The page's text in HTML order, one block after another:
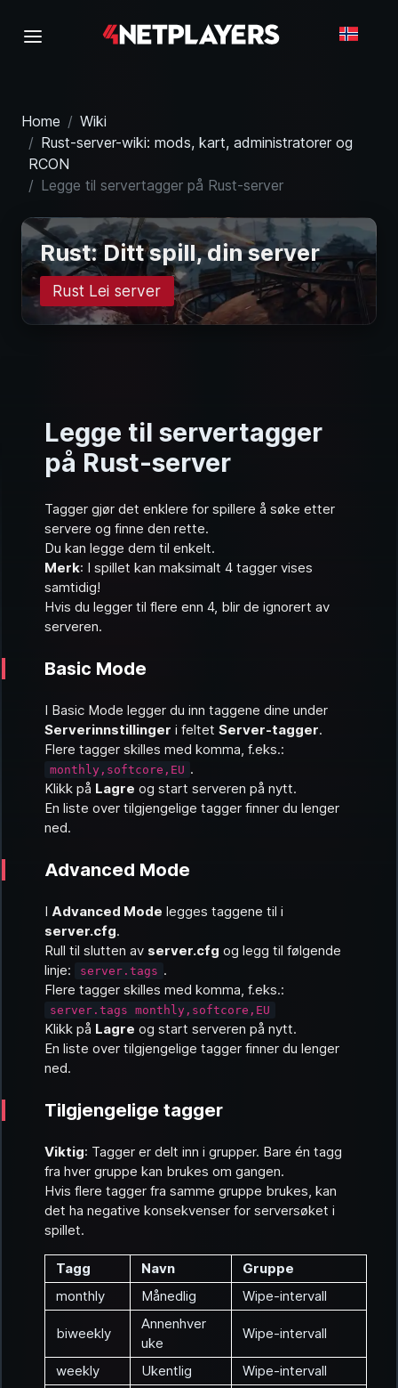
Home
Wiki
Rust-server-wiki: mods, kart, administratorer og
RCON
Legge til servertagger på Rust-server
Rust: Ditt spill, din server
Rust Lei server
Legge til servertagger
på Rust-server
Tagger gjør det enklere for spillere å søke etter
servere og finne den rette.
Du kan legge dem til enkelt.
Merk: I spillet kan maksimalt 4 tagger vises
samtidig!
Hvis du legger til flere enn 4, blir de ignorert av
serveren.
Basic Mode
I Basic Mode legger du inn taggene dine under
Serverinnstillinger i feltet Server-tagger.
Flere tagger skilles med komma, f.eks.:
monthly,softcore,EU .
Klikk på Lagre og start serveren på nytt.
En liste over tilgjengelige tagger finner du lenger
ned.
Advanced Mode
I Advanced Mode legges taggene til i
server.cfg.
Rull til slutten av server.cfg og legg til følgende
linje:
server.tags .
Flere tagger skilles med komma, f.eks.:
server.tags monthly,softcore,EU
Klikk på Lagre og start serveren på nytt.
En liste over tilgjengelige tagger finner du lenger
ned.
Tilgjengelige tagger
Viktig: Tagger er delt inn i grupper. Bare én tagg
fra hver gruppe kan brukes om gangen.
Hvis flere tagger fra samme gruppe brukes, kan
det ha negative konsekvenser for serversøket i
spillet.
Tagg Navn
Gruppe
monthly
Månedlig Wipe-intervall
biweekly
Annenhver
uke
Wipe-intervall
weekly Ukentlig
Wipe-intervall